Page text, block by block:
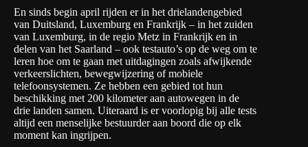
En sinds begin april rijden er in het drielandengebied
van Duitsland, Luxemburg en Frankrijk – in het zuiden
van Luxemburg, in de regio Metz in Frankrijk en in
delen van het Saarland – ook testauto’s op de weg om te
leren hoe om te gaan met uitdagingen zoals afwijkende
verkeerslichten, bewegwijzering of mobiele
telefoonsystemen. Ze hebben een gebied tot hun
beschikking met 200 kilometer aan autowegen in de
drie landen samen. Uiteraard is er voorlopig bij alle tests
altijd een menselijke bestuurder aan boord die op elk
moment kan ingrijpen.